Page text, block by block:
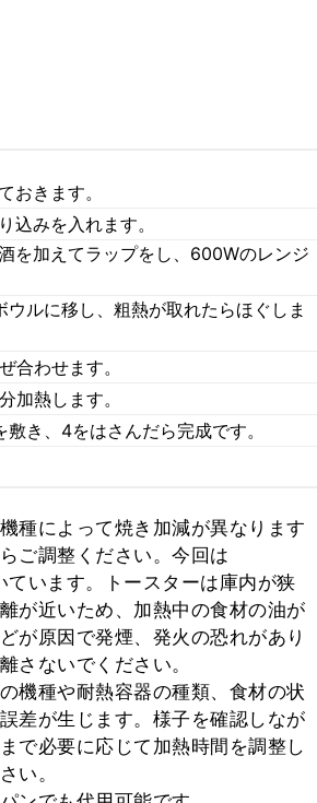
おきます。
込みを入れます。
を加えてラップをし、600Wのレンジ
ウルに移し、粗熱が取れたらほぐしま
合わせます。
加熱します。
き、4をはさんだら完成です。
種によって焼き加減が異なります
ご調整ください。今回は
います。トースターは庫内が狭
が近いため、加熱中の食材の油が
が原因で発煙、発火の恐れがあり
さないでください。
機種や耐熱容器の種類、食材の状
差が生じます。様子を確認しなが
で必要に応じて加熱時間を調整し
い。